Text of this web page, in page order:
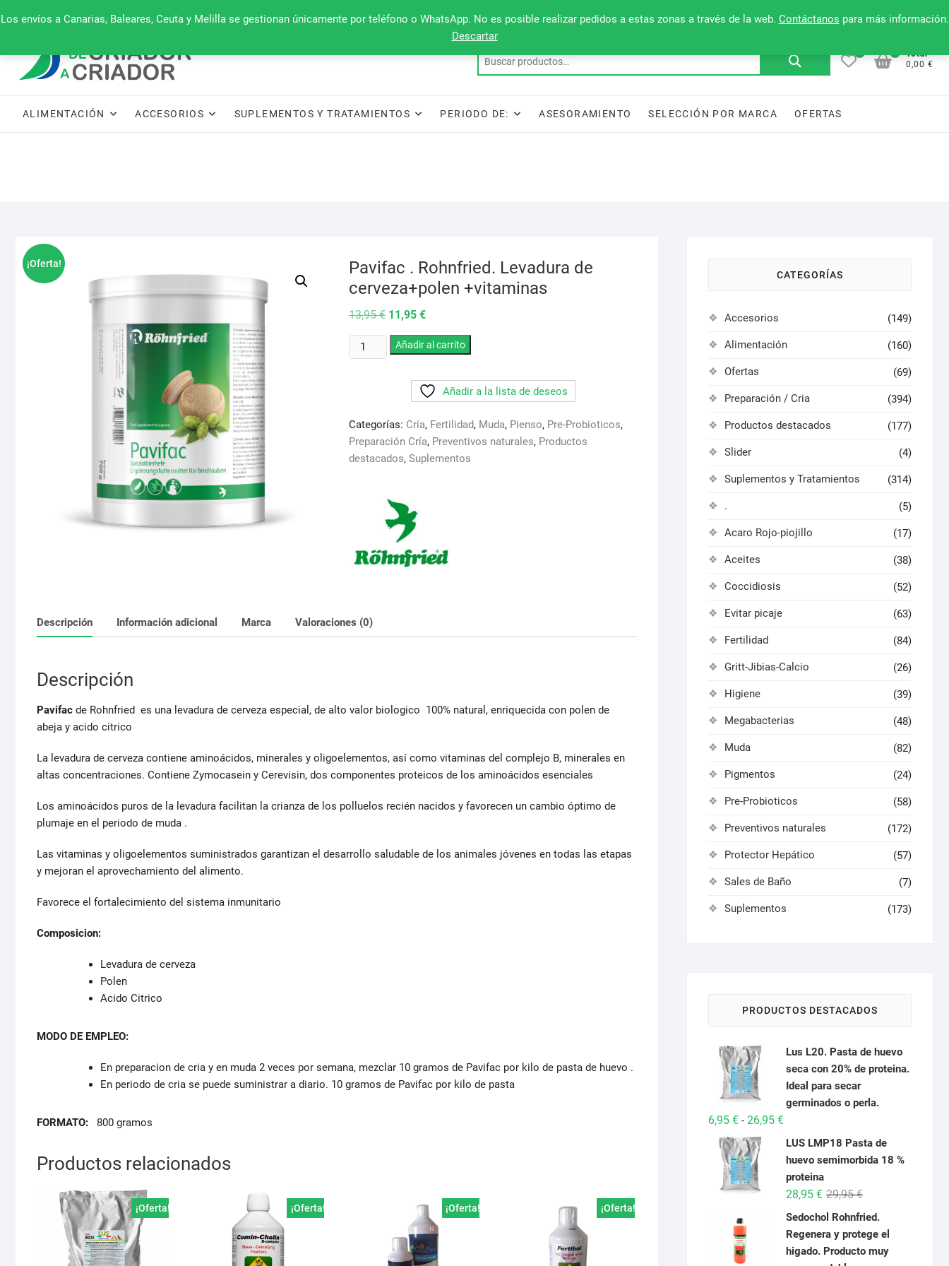
Los envíos a Canarias, Baleares, Ceuta y Melilla se gestionan únicamente por teléfono o WhatsApp. No es posible realizar pedidos a estas zonas a través de la web. Contáctanos para más información.
Descartar
al
660 079 911 Mi cuenta Lista de deseos
Buscar
Total
0,00 €
ALIMENTACIÓN ACCESORIOS SUPLEMENTOS Y TRATAMIENTOS PERIODO DE: ASESORAMIENTO SELECCIÓN POR MARCA OFERTAS
¡Oferta!
Pavifac . Rohnfried. Levadura de
cerveza+polen +vitaminas
13,95€ El
precio
original
era:
13,95 €.
11,95 €El
actual
es:
11,95 €.
Pavifac
.
cerveza+polen
+vitaminas
cantidad
Añadir al carrito
Añadir a la lista de deseos
Categorías: Cría, Fertilidad, Muda, Pienso, Pre-Probioticos,
Preparación Cría, Preventivos naturales, Productos
destacados, Suplementos
Descripción Información adicional Marca Valoraciones (0)
Descripción
Pavifac de Rohnfried es una levadura de cerveza especial, de alto valor biologico 100% natural, enriquecida con polen de
abeja y acido citrico
La levadura de cerveza contiene aminoácidos, minerales y oligoelementos, así como vitaminas del complejo B, minerales en
altas concentraciones. Contiene Zymocasein y Cerevisin, dos componentes proteicos de los aminoácidos esenciales
Los aminoácidos puros de la levadura facilitan la crianza de los polluelos recién nacidos y favorecen un cambio óptimo de
plumaje en el periodo de muda .
Las vitaminas y oligoelementos suministrados garantizan el desarrollo saludable de los animales jóvenes en todas las etapas
y mejoran el aprovechamiento del alimento.
Favorece el fortalecimiento del sistema inmunitario
Composicion:
Levadura de cerveza
Polen
Acido Citrico
MODO DE EMPLEO:
En preparacion de cria y en muda 2 veces por semana, mezclar 10 gramos de Pavifac por kilo de pasta de huevo .
En periodo de cria se puede suministrar a diario. 10 gramos de Pavifac por kilo de pasta
FORMATO: 800 gramos
Productos relacionados
¡Oferta! ¡Oferta! ¡Oferta! ¡Oferta!
CATEGORÍAS
Accesorios (149)
Alimentación (160)
Ofertas (69)
Preparación / Cria (394)
Productos destacados (177)
Slider (4)
Suplementos y Tratamientos (314)
. (5)
Acaro Rojo-piojillo (17)
Aceites (38)
Coccidiosis (52)
Evitar picaje (63)
Fertilidad (84)
Gritt-Jibias-Calcio (26)
Higiene (39)
Megabacterias (48)
Muda (82)
Pigmentos (24)
Pre-Probioticos (58)
Preventivos naturales (172)
Protector Hepático (57)
Sales de Baño (7)
Suplementos (173)
PRODUCTOS DESTACADOS
Lus L20. Pasta de huevo
seca con 20% de proteina.
Ideal para secar
germinados o perla.
6,95 € - 26,95 €Rango
de
precios:
desde
6,95 €
hasta
26,95 €
LUS LMP18 Pasta de
huevo semimorbida 18 %
proteina
29,95€El
precio
original
era:
29,95 €.
28,95 €
El
precio
actual
es:
28,95 €.
Sedochol Rohnfried.
Regenera y protege el
higado. Producto muy